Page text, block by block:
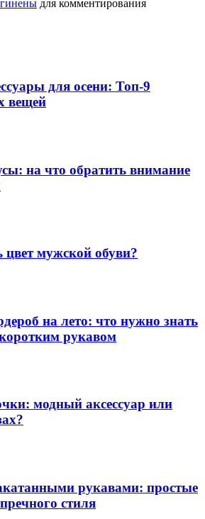
для комментирования
для осени: Топ-9
вещей
на что обратить внимание
мужской обуви?
на лето: что нужно знать
рукавом
модный аксессуар или
рукавами: простые
стиля